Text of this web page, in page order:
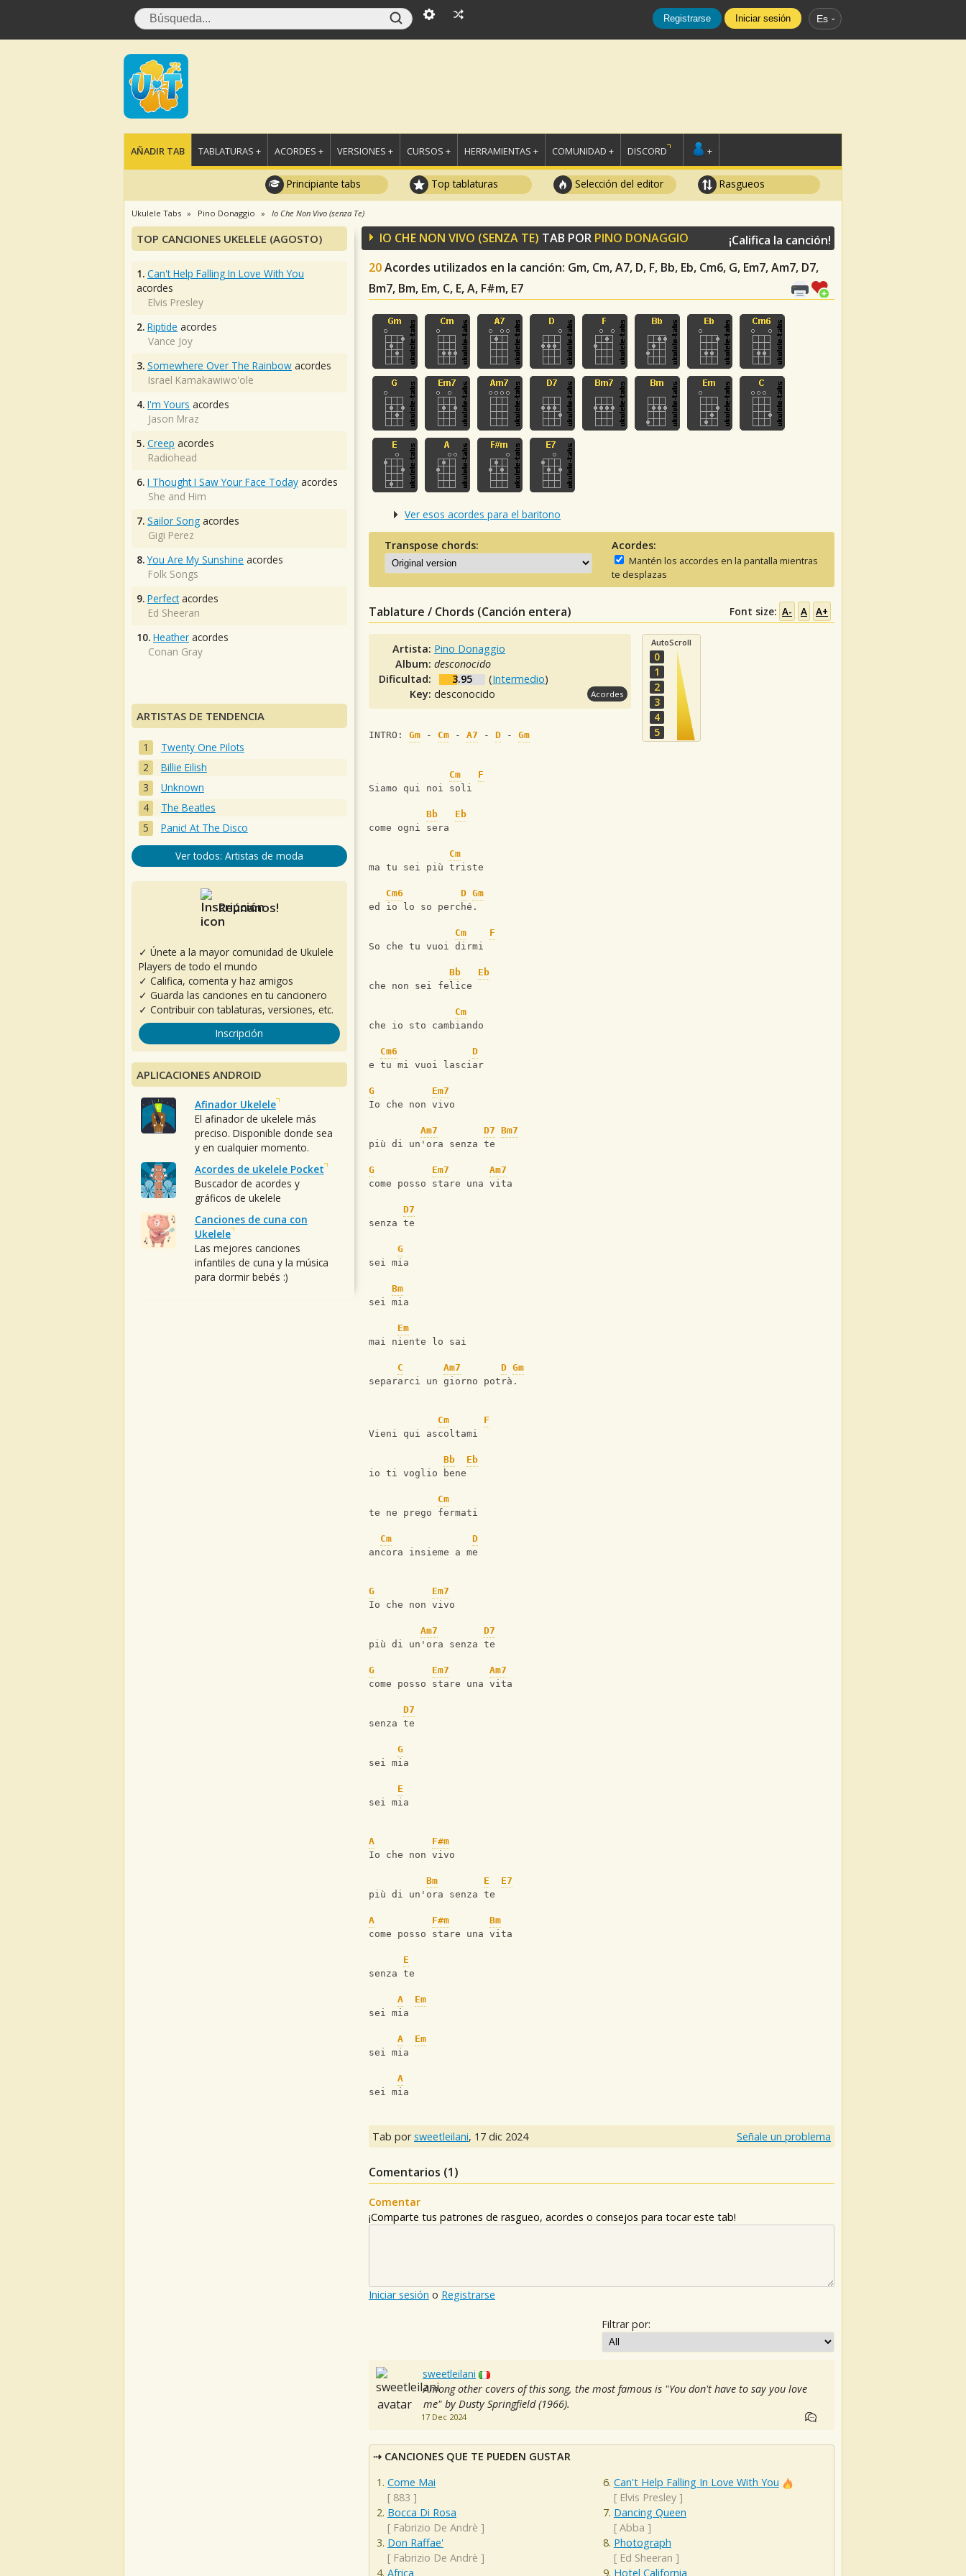
Registrarse Iniciar sesión Es
AÑADIR TAB TABLATURAS + ACORDES + VERSIONES + CURSOS + HERRAMIENTAS + COMUNIDAD + DISCORD +
Principiante tabs Top tablaturas Selección del editor Rasgueos
Ukulele Tabs Pino Donaggio Io Che Non Vivo (senza Te)
IO CHE NON VIVO (SENZA TE) TAB POR PINO DONAGGIO
20Acordes utilizados en la canción: Gm, Cm, A7, D, F, Bb, Eb, Cm6, G, Em7, Am7, D7,
Bm7, Bm, Em, C, E, A, F#m, E7
¡Califica la canción!
Ver esos acordes para el baritono
Transpose chords: Acordes:
Mantén los accordes en la pantalla mientras
te desplazas
Tablature / Chords (Canción entera) Font size: A- A A+
Artista: Pino Donaggio
Album:desconocido
Dificultad:
3.95 (Intermedio)
Key:desconocido Acordes
AutoScroll
0
1
2
3
4
5
INTRO: Gm - Cm - A7 - D - Gm
Cm
F
Siamo qui noi soli
Bb
Eb
come ogni sera
Cm
ma tu sei più triste
Cm6 D Gm
ed io lo so perché.
Cm
F
So che tu vuoi dirmi
Bb
Eb
che non sei felice
Cm
che io sto cambiando
Cm6
D
e tu mi vuoi lasciar
G
Em7
Io che non vivo
Am7 D7 Bm7
più di un'ora senza te
G Em7
Am7
come posso stare una vita
D7
senza te
G
sei mia
Bm
sei mia
Em
mai niente lo sai
C Am7 D Gm
separarci un giorno potrà.
Cm
F
Vieni qui ascoltami
Bb
Eb
io ti voglio bene
Cm
te ne prego fermati
Cm
D
ancora insieme a me
G
Em7
Io che non vivo
Am7
D7
più di un'ora senza te
G Em7
Am7
come posso stare una vita
D7
senza te
G
sei mia
E
sei mia
A
F#m
Io che non vivo
Bm E
E7
più di un'ora senza te
A F#m
Bm
come posso stare una vita
E
senza te
A
Em
sei mia
A
Em
sei mia
A
sei mia
Tab porsweetleilani, 17 dic 2024 Señale un problema
Comentarios (1)
Comentar
¡Comparte tus patrones de rasgueo, acordes o consejos para tocar este tab!
Iniciar sesión o Registrarse
Filtrar por:
sweetleilani
Among other covers of this song, the most famous is "You don't have to say you love
me" by Dusty Springfield (1966).
17 Dec 2024
CANCIONES QUE TE PUEDEN GUSTAR
Come Mai
[ 883 ]
Bocca Di Rosa
[ Fabrizio De Andrè ]
Don Raffae'
[ Fabrizio De Andrè ]
Africa
Can't Help Falling In Love With You
[ Elvis Presley]
Dancing Queen
[ Abba ]
Photograph
[ Ed Sheeran ]
Hotel California
TOP CANCIONES UKELELE (AGOSTO)
1. Can't Help Falling In Love With You
acordes
Elvis Presley
2. Riptide acordes
Vance Joy
3. Somewhere Over The Rainbow acordes
Israel Kamakawiwo'ole
4. I'm Yours acordes
Jason Mraz
5. Creep acordes
Radiohead
6. I Thought I Saw Your Face Today acordes
She and Him
7. Sailor Song acordes
Gigi Perez
8. You Are My Sunshine acordes
Folk Songs
9. Perfectacordes
Ed Sheeran
10. Heather acordes
Conan Gray
ARTISTAS DE TENDENCIA
Twenty One Pilots
Billie Eilish
Unknown
The Beatles
Panic! At The Disco
Ver todos: Artistas de moda
Reúnanos!
✓ Únete a la mayor comunidad de Ukulele
Players de todo el mundo
✓ Califica, comenta y haz amigos
✓ Guarda las canciones en tu cancionero
✓ Contribuir con tablaturas, versiones, etc.
Inscripción
APLICACIONES ANDROID
Afinador Ukelele
El afinador de ukelele más
preciso. Disponible donde sea
y en cualquier momento.
Acordes de ukelele Pocket
Buscador de acordes y
gráficos de ukelele
Canciones de cuna con
Ukelele
Las mejores canciones
infantiles de cuna y la música
para dormir bebés :)